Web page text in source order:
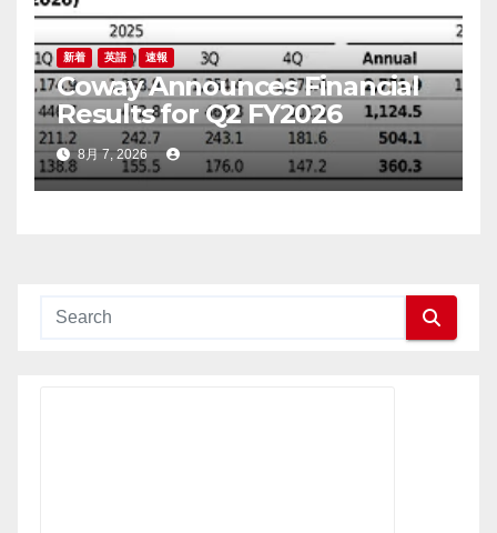
新着 英語 速報
Coway Announces Financial
Results for Q2 FY2026
8月 7, 2026